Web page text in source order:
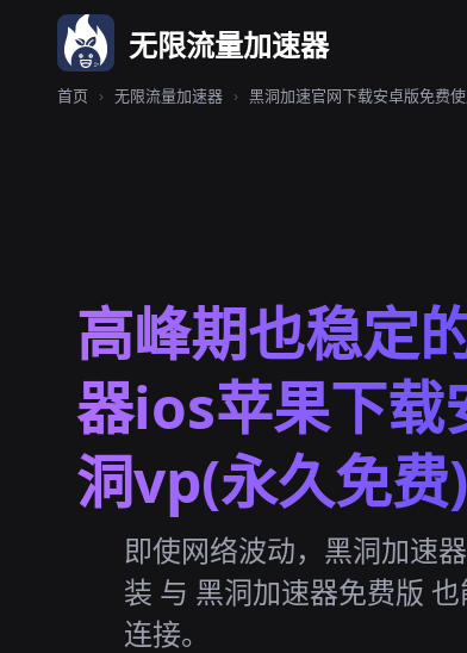
无限流量加速器
首页 › 无限流量加速器 › 黑洞加速官网下载安卓版免费
高峰期也稳定
器ios苹果下载
洞vp(永久免费
即使网络波动，黑洞加速
装 与 黑洞加速器免费版
连接。